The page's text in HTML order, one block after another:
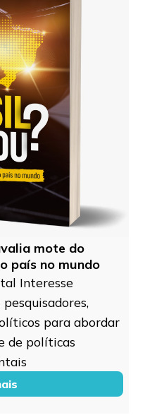
mote do
país no mundo
Interesse
para abordar
de políticas